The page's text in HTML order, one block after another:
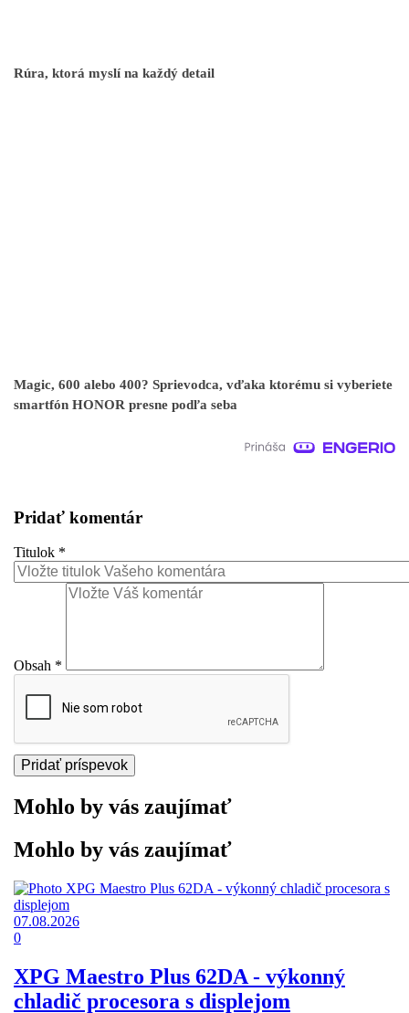
Rúra, ktorá myslí na každý detail
Magic, 600 alebo 400? Sprievodca, vďaka ktorému si vyberiete
smartfón HONOR presne podľa seba
Pridať komentár
Titulok *
Obsah *
Mohlo by vás zaujímať
Mohlo by vás zaujímať
07.08.2026
0
XPG Maestro Plus 62DA - výkonný
chladič procesora s displejom